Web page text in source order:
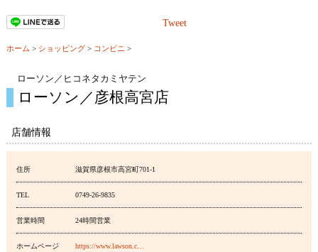
Tweet
ホーム > ショッピング> コンビニ >
ローソン／ヒコネタカミヤテン
ローソン／彦根高宮店
店舗情報
住所 滋賀県彦根市高宮町701-1
TEL 0749-26-9835
営業時間 24時間営業
ホームページ https://www.lawson.c…